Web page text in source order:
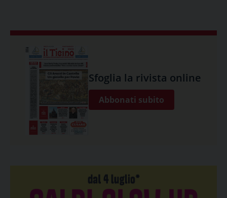
Sfoglia la rivista online
Abbonati subito